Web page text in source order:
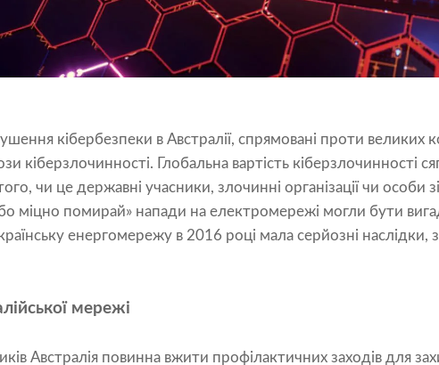
кібербезпеки в Австралії, спрямовані проти великих
кіберзлочинності. Глобальна вартість кіберзлочинності
чи це державні учасники, злочинні організації чи особи
міцно помирай» напади на електромережі могли бути
енергомережу в 2016 році мала серйозні наслідки,
мережі
Австралія повинна вжити профілактичних заходів для